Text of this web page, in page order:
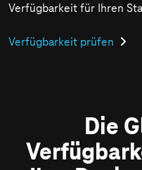
Verfügbarkeit für Ihren
Verfügbarkeit prüfen
Die